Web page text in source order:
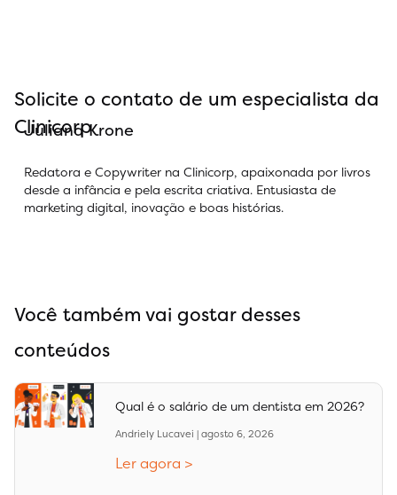
Solicite o contato de um especialista da
Clinicorp
Juliana Krone
Redatora e Copywriter na Clinicorp, apaixonada por livros
desde a infância e pela escrita criativa. Entusiasta de
marketing digital, inovação e boas histórias.
Você também vai gostar desses
conteúdos
Qual é o salário de um dentista em 2026?
Andriely Lucavei agosto 6, 2026
Ler agora >